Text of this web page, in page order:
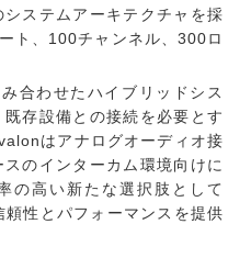
ステムアーキテクチャを採
ト、100チャンネル、300ロ
合わせたハイブリッドシス
存設備との接続を必要とす
はアナログオーディオ接
のインターカム環境向けに
の高い新たな選択肢として
性とパフォーマンスを提供